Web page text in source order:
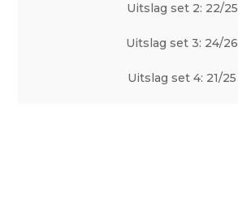
Uitslag set 2: 22/25
Uitslag set 3: 24/26
Uitslag set 4: 21/25